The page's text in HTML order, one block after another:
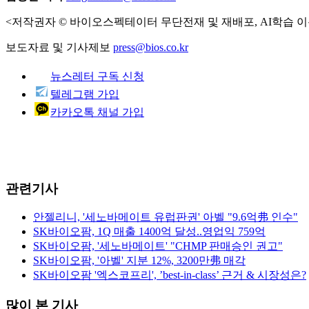
<저작권자 © 바이오스펙테이터 무단전재 및 재배포, AI학습
보도자료 및 기사제보 press@bios.co.kr
뉴스레터 구독 신청
텔레그램 가입
카카오톡 채널 가입
관련기사
안젤리니, '세노바메이트 유럽판권' 아벨 "9.6억弗 인수"
SK바이오팜, 1Q 매출 1400억 달성..영업익 759억
SK바이오팜, '세노바메이트' "CHMP 판매승인 권고"
SK바이오팜, '아벨' 지분 12%, 3200만弗 매각
SK바이오팜 '엑스코프리', ’best-in-class’ 근거 & 시장성은?
많이 본 기사